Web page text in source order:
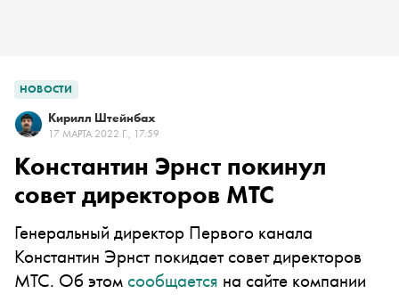
НОВОСТИ
Кирилл Штейнбах
17 МАРТА 2022 Г., 17:59
Константин Эрнст покинул
совет директоров МТС
Генеральный директор Первого канала
Константин Эрнст покидает совет директоров
МТС. Об этомсообщается на сайте компании